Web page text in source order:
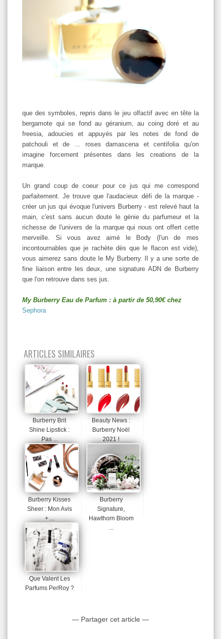
que des symboles, repris dans le jeu olfactif avec en tête la
bergamote qui se fond au géranium, au coing doré et au
freesia, adoucies et appuyés par les notes de fond de
patchouli et de ... roses damascena et centifolia qu'on
imagine forcement présentes dans les creations de la
marque.
Un grand coup de coeur pour ce jus qui me correspond
parfaitement. Je trouve que l'audacieux défi de la marque -
créer un jus qui évoque l'univers Burberry - est relevé haut la
main, c'est sans aucun doute le génie du parfumeur et la
richesse de l'univers de la marque qui nous ont offert cette
merveille. Si vous avez aimé le Body (l'un de mes
incontournables que je rachète dès que le flacon est vide),
vous aimerez sans doute le My Burberry. Il y a une sorte de
fine liaison entre les deux, une signature ADN de Burberry
que l'on retrouve dans ses jus.
My Burberry Eau de Parfum : à partir de 50,90€ chez
Sephora
ARTICLES SIMILAIRES
Burberry Brit
Shine Lipstick :
Pas ...
Beauty News :
Burberry Noël
2021 !
Burberry Kisses
Sheer : Mon Avis
+ ...
Burberry
Signature,
Hawthorn Bloom
...
Que Valent Les
Parfums PerRoy ?
— Partager cet article —